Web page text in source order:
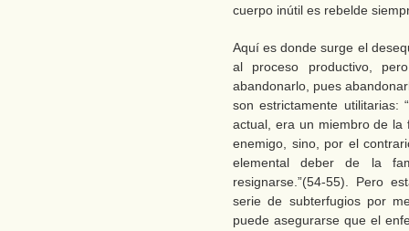
cuerpo inútil es rebelde
Aquí es donde surge el
al proceso productivo,
abandonarlo, pues
son estrictamente
actual, era un miembro de
enemigo, sino, por el
elemental deber de la
resignarse.”(54-55). Pero
serie de subterfugios por
puede asegurarse que el